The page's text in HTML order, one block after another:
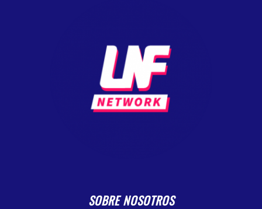
SOBRE NOSOTROS